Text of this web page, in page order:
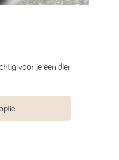
voor je een dier